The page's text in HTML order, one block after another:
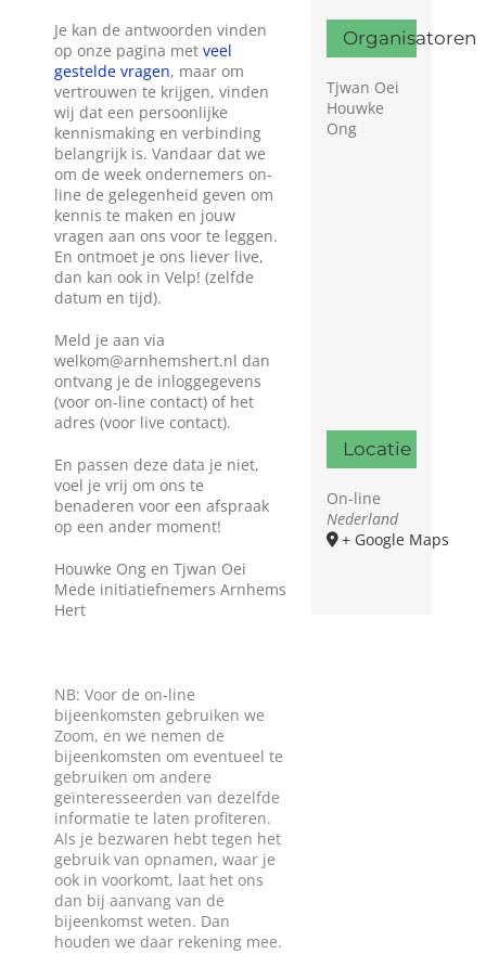
Je kan de antwoorden vinden
op onze pagina met veel
gestelde vragen, maar om
vertrouwen te krijgen, vinden
wij dat een persoonlijke
kennismaking en verbinding
belangrijk is. Vandaar dat we
om de week ondernemers on-
line de gelegenheid geven om
kennis te maken en jouw
vragen aan ons voor te leggen.
En ontmoet je ons liever live,
dan kan ook in Velp! (zelfde
datum en tijd).
Meld je aan via
welkom@arnhemshert.nl dan
ontvang je de inloggegevens
(voor on-line contact) of het
adres (voor live contact).
En passen deze data je niet,
voel je vrij om ons te
benaderen voor een afspraak
op een ander moment!
Houwke Ong en Tjwan Oei
Mede initiatiefnemers Arnhems
Hert
NB: Voor de on-line
bijeenkomsten gebruiken we
Zoom, en we nemen de
bijeenkomsten om eventueel te
gebruiken om andere
geïnteresseerden van dezelfde
informatie te laten profiteren.
Als je bezwaren hebt tegen het
gebruik van opnamen, waar je
ook in voorkomt, laat het ons
dan bij aanvang van de
bijeenkomst weten. Dan
houden we daar rekening mee.
Organisatoren
Tjwan Oei
Houwke
Ong
Locatie
On-line
Nederland
+ Google Maps